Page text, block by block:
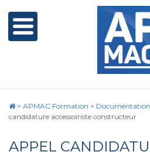
> APMAC Formation > Documentation
candidature accessoiriste constructeur
APPEL